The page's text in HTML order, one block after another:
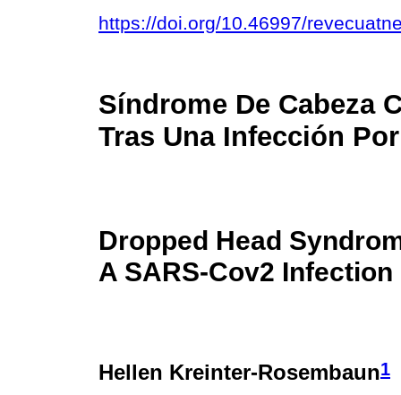
https://doi.org/10.46997/
Síndrome De Cabeza
Tras Una Infección
Dropped Head
A SARS‐Cov2 Infection
Hellen Kreinter-Rosembaun1